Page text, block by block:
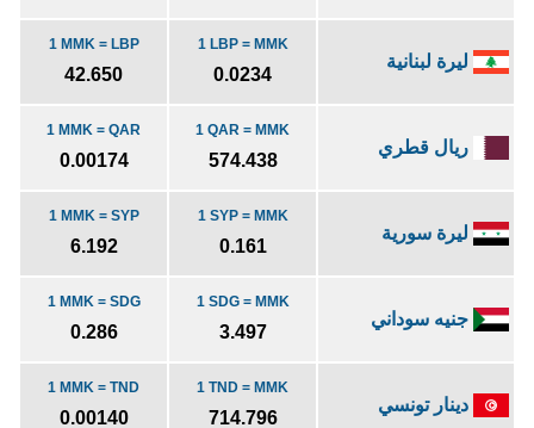
ليرة لبنانية
1 LBP = MMK
0.0234
1 MMK = LBP
42.650
ريال قطري
1 QAR = MMK
574.438
1 MMK = QAR
0.00174
ليرة سورية
1 SYP = MMK
0.161
1 MMK = SYP
6.192
جنيه سوداني
1 SDG = MMK
3.497
1 MMK = SDG
0.286
دينار تونسي
1 TND = MMK
714.796
1 MMK = TND
0.00140